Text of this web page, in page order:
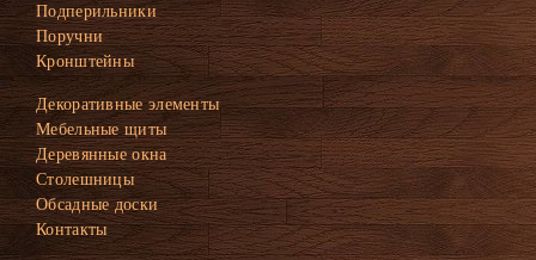
Подперильники
Поручни
Кронштейны
Декоративные элементы
Мебельные щиты
Деревянные окна
Столешницы
Обсадные доски
Контакты